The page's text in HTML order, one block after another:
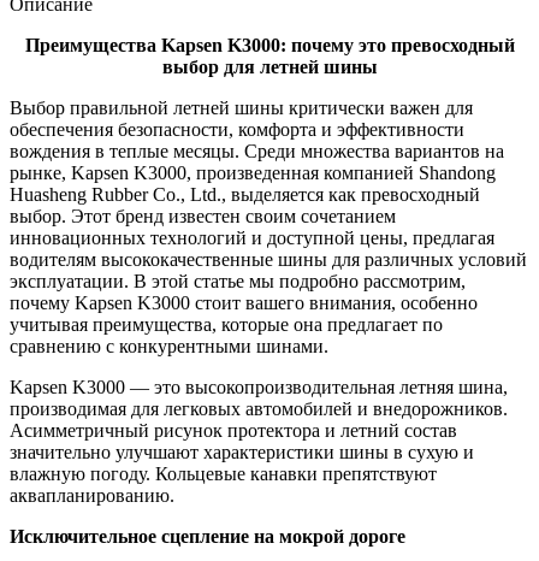
Преимущества Kapsen K3000: почему это превосходный
выбор для летней шины
Выбор правильной летней шины критически важен для
обеспечения безопасности, комфорта и эффективности
вождения в теплые месяцы. Среди множества вариантов на
рынке, Kapsen K3000, произведенная компанией Shandong
Huasheng Rubber Co., Ltd., выделяется как превосходный
выбор. Этот бренд известен своим сочетанием
инновационных технологий и доступной цены, предлагая
водителям высококачественные шины для различных условий
эксплуатации. В этой статье мы подробно рассмотрим,
почему Kapsen K3000 стоит вашего внимания, особенно
учитывая преимущества, которые она предлагает по
сравнению с конкурентными шинами.
Kapsen K3000 — это высокопроизводительная летняя шина,
производимая для легковых автомобилей и внедорожников.
Асимметричный рисунок протектора и летний состав
значительно улучшают характеристики шины в сухую и
влажную погоду. Кольцевые канавки препятствуют
аквапланированию.
Исключительное сцепление на мокрой дороге